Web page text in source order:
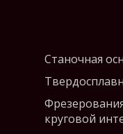
Станочная
круговой